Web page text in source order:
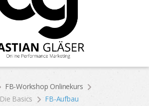
FB-Workshop Onlinekurs
Die Basics FB-Aufbau